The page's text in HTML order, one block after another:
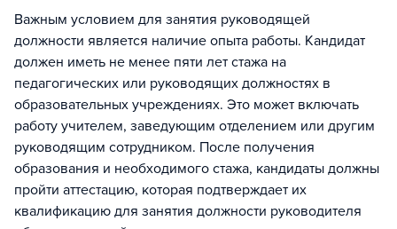
Важным условием для занятия руководящей
должности является наличие опыта работы. Кандидат
должен иметь не менее пяти лет стажа на
педагогических или руководящих должностях в
образовательных учреждениях. Это может включать
работу учителем, заведующим отделением или другим
руководящим сотрудником. После получения
образования и необходимого стажа, кандидаты должны
пройти аттестацию, которая подтверждает их
квалификацию для занятия должности руководителя